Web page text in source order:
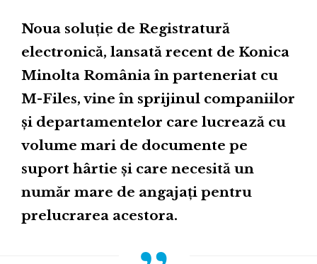
Noua soluție de Registratură
electronică, lansată recent de Konica
Minolta România în parteneriat cu
M-Files, vine în sprijinul companiilor
și departamentelor care lucrează cu
volume mari de documente pe
suport hârtie și care necesită un
număr mare de angajați pentru
prelucrarea acestora.